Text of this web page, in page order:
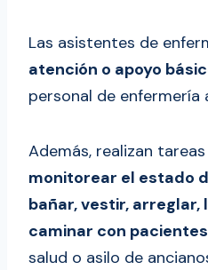
Las asistentes de
atención o apoyo
personal de enfermería
Además, realizan
monitorear el estado
bañar, vestir, arreglar,
caminar con pacientes
salud o asilo de